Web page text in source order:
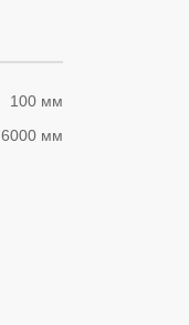
100 мм
6000 мм